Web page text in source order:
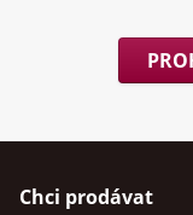
Chci prodávat